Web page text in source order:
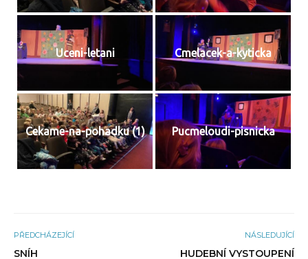
Uceni-letani Cmelacek-a-kyticka
Cekame-na-pohadku (1) Pucmeloudi-pisnicka
PŘEDCHÁZEJÍCÍ
SNÍH
NÁSLEDUJÍCÍ
HUDEBNÍ VYSTOUPENÍ